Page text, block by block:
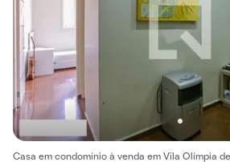
Casa em condomínio à venda em Vila Olímpia